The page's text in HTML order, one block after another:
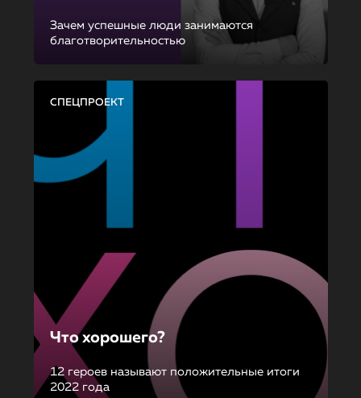
Зачем успешные люди занимаются
благотворительностью
СПЕЦПРОЕКТ
Что хорошего?
12 героев называют положительные итоги
2022 года